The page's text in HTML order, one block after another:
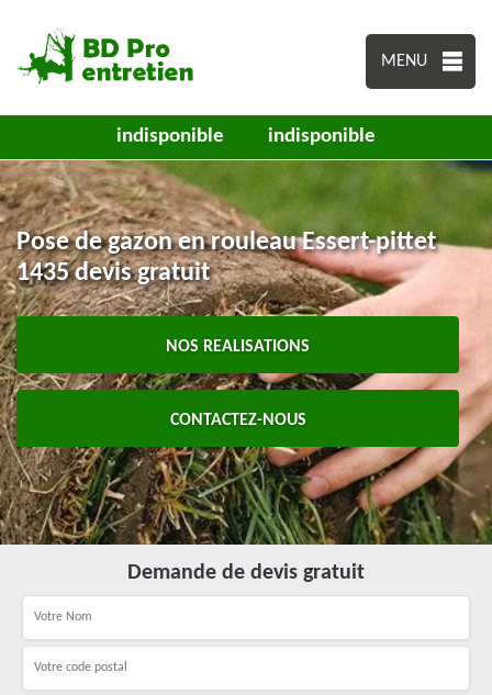
MENU
indisponible indisponible
Pose de gazon en rouleau Essert-pittet
1435 devis gratuit
NOS REALISATIONS
CONTACTEZ-NOUS
Demande de devis gratuit